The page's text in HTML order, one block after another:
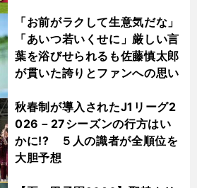
「お前がラクして生意気だな」
「あいつ若いくせに」厳しい言
葉を浴びせられるも佐藤慎太郎
が貫いた誇りとファンへの思い
秋春制が導入されたJ1リーグ2
026－27シーズンの行方はい
かに!? ５人の識者が全順位を
大胆予想